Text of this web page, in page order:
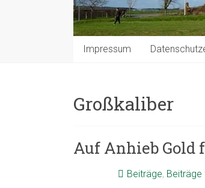
Impressum
Großkaliber
Auf Anhieb Gold
Beiträge, Beiträge